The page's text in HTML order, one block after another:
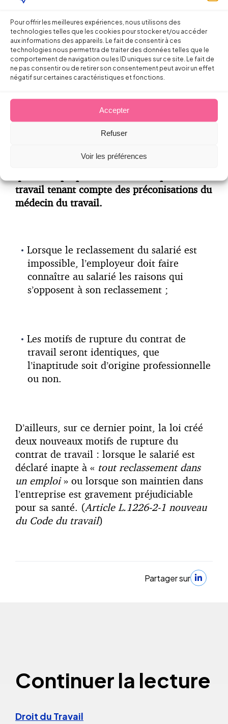
Pour offrir les meilleures expériences, nous utilisons des
technologies telles que les cookies pour stocker et/ou accéder
aux informations des appareils. Le fait de consentir à ces
technologies nous permettra de traiter des données telles que le
comportement de navigation ou les ID uniques sur ce site. Le fait de
ne pas consentir ou de retirer son consentement peut avoir un effet
négatif sur certaines caractéristiques et fonctions.
Accepter
Refuser
Voir les préférences
Les délégués du personnel devront être
consultés sur le ou les postes de
reclassement proposés au salarié déclaré
inapte.
Sur cette question du reclassement, la loi
prévoit également que l’obligation de
l’employeur sera réputée satisfaite dès lors
travail tenant compte des préconisations du
médecin du travail.
Lorsque le reclassement du salarié est
impossible, l’employeur doit faire
connaître au salarié les raisons qui
s’opposent à son reclassement ;
Les motifs de rupture du contrat de
travail seront identiques, que
l’inaptitude soit d’origine professionnelle
ou non.
D’ailleurs, sur ce dernier point, la loi créé
deux nouveaux motifs de rupture du
contrat de travail : lorsque le salarié est
déclaré inapte à « tout reclassement dans
un emploi» ou lorsque son maintien dans
l’entreprise est gravement préjudiciable
pour sa santé. (Article L.1226-2-1 nouveau
du Code du travail)
Partager sur
Continuer la lecture
Droit du Travail